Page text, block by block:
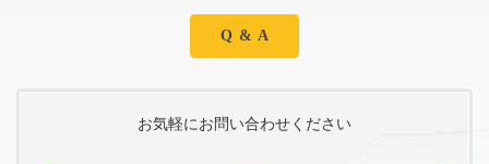
Q & A
お気軽にお問い合わせください